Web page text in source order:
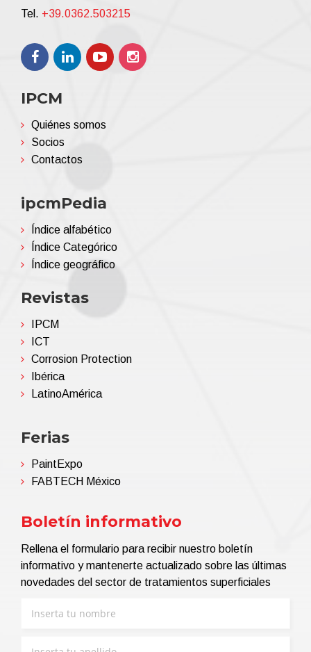
Tel. +39.0362.503215
IPCM
Quiénes somos
Socios
Contactos
ipcmPedia
Índice alfabético
Índice Categórico
Índice geográfico
Revistas
IPCM
ICT
Corrosion Protection
Ibérica
LatinoAmérica
Ferias
PaintExpo
FABTECH México
Boletín informativo
Rellena el formulario para recibir nuestro boletín
informativo y mantenerte actualizado sobre las últimas
novedades del sector de tratamientos superficiales